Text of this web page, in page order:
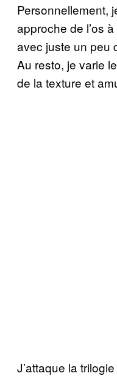
Personnellement,
approche de l’os
avec juste un peu
Au resto, je varie
de la texture et
J’attaque la